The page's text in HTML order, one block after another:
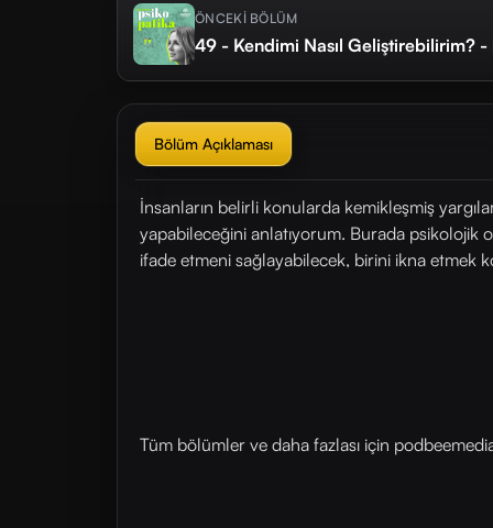
ÖNCEKİ BÖLÜM
49 - Kendimi Nasıl Geliştirebilirim?
Bölüm Açıklaması
İnsanların belirli konularda kemikleşmiş
yapabileceğini anlatıyorum. Burada
ifade etmeni sağlayabilecek, birini ikna etmek
Tüm bölümler ve daha fazlası için